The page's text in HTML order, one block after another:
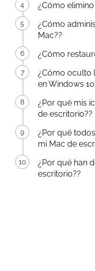
¿Cómo
¿Cómo
Mac??
¿Cómo
¿Cómo oculto
en Windows
¿Por qué mis
de escritorio??
¿Por qué
mi Mac de
¿Por qué han
escritorio??